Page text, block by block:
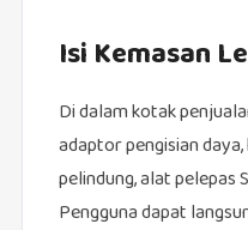
Isi Kemasan
Di dalam kotak
adaptor pengisian
pelindung, alat pelepas
Pengguna dapat